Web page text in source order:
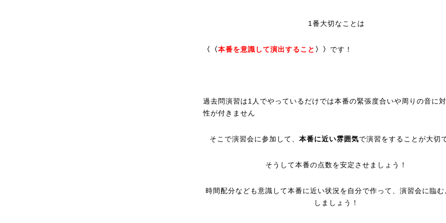
1番大切なことは
〈〈本番を意識して演出すること 〉〉 です！
過去問演習は1人でやっているだけでは本番の緊張度合いや周りの音に
性が付きません
そこで演習会に参加して、 本番に近い雰囲気で演習をすることが大切
そうして本番の点数を安定させましょう！
時間配分なども意識して本番に近い状況を自分で作って、演習会に臨む
しましょう！